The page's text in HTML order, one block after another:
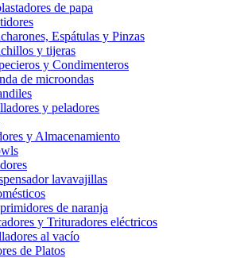
de papa
Espátulas y Pinzas
y tijeras
y Condimenteros
de microondas
y peladores
y Almacenamiento
lavavajillas
de naranja
y Trituradores eléctricos
al vacío
de Platos